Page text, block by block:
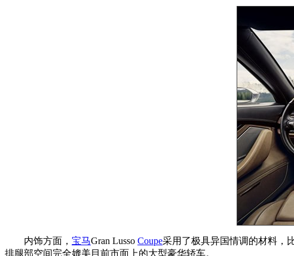
内饰方面， 宝马Gran Lusso Coupe采用了极具异国情调的材料，
排腿部空间完全媲美目前市面上的大型豪华轿车。